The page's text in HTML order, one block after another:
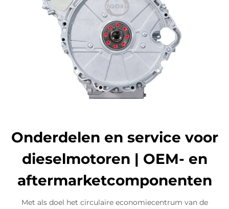
Onderdelen en service voor
dieselmotoren | OEM- en
aftermarketcomponenten
Met als doel het circulaire economiecentrum van de